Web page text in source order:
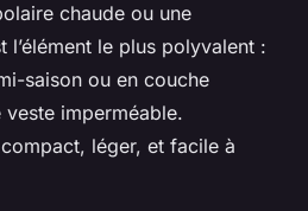
chaude ou une
l’élément le plus polyvalent :
saison ou en couche
imperméable.
léger, et facile à